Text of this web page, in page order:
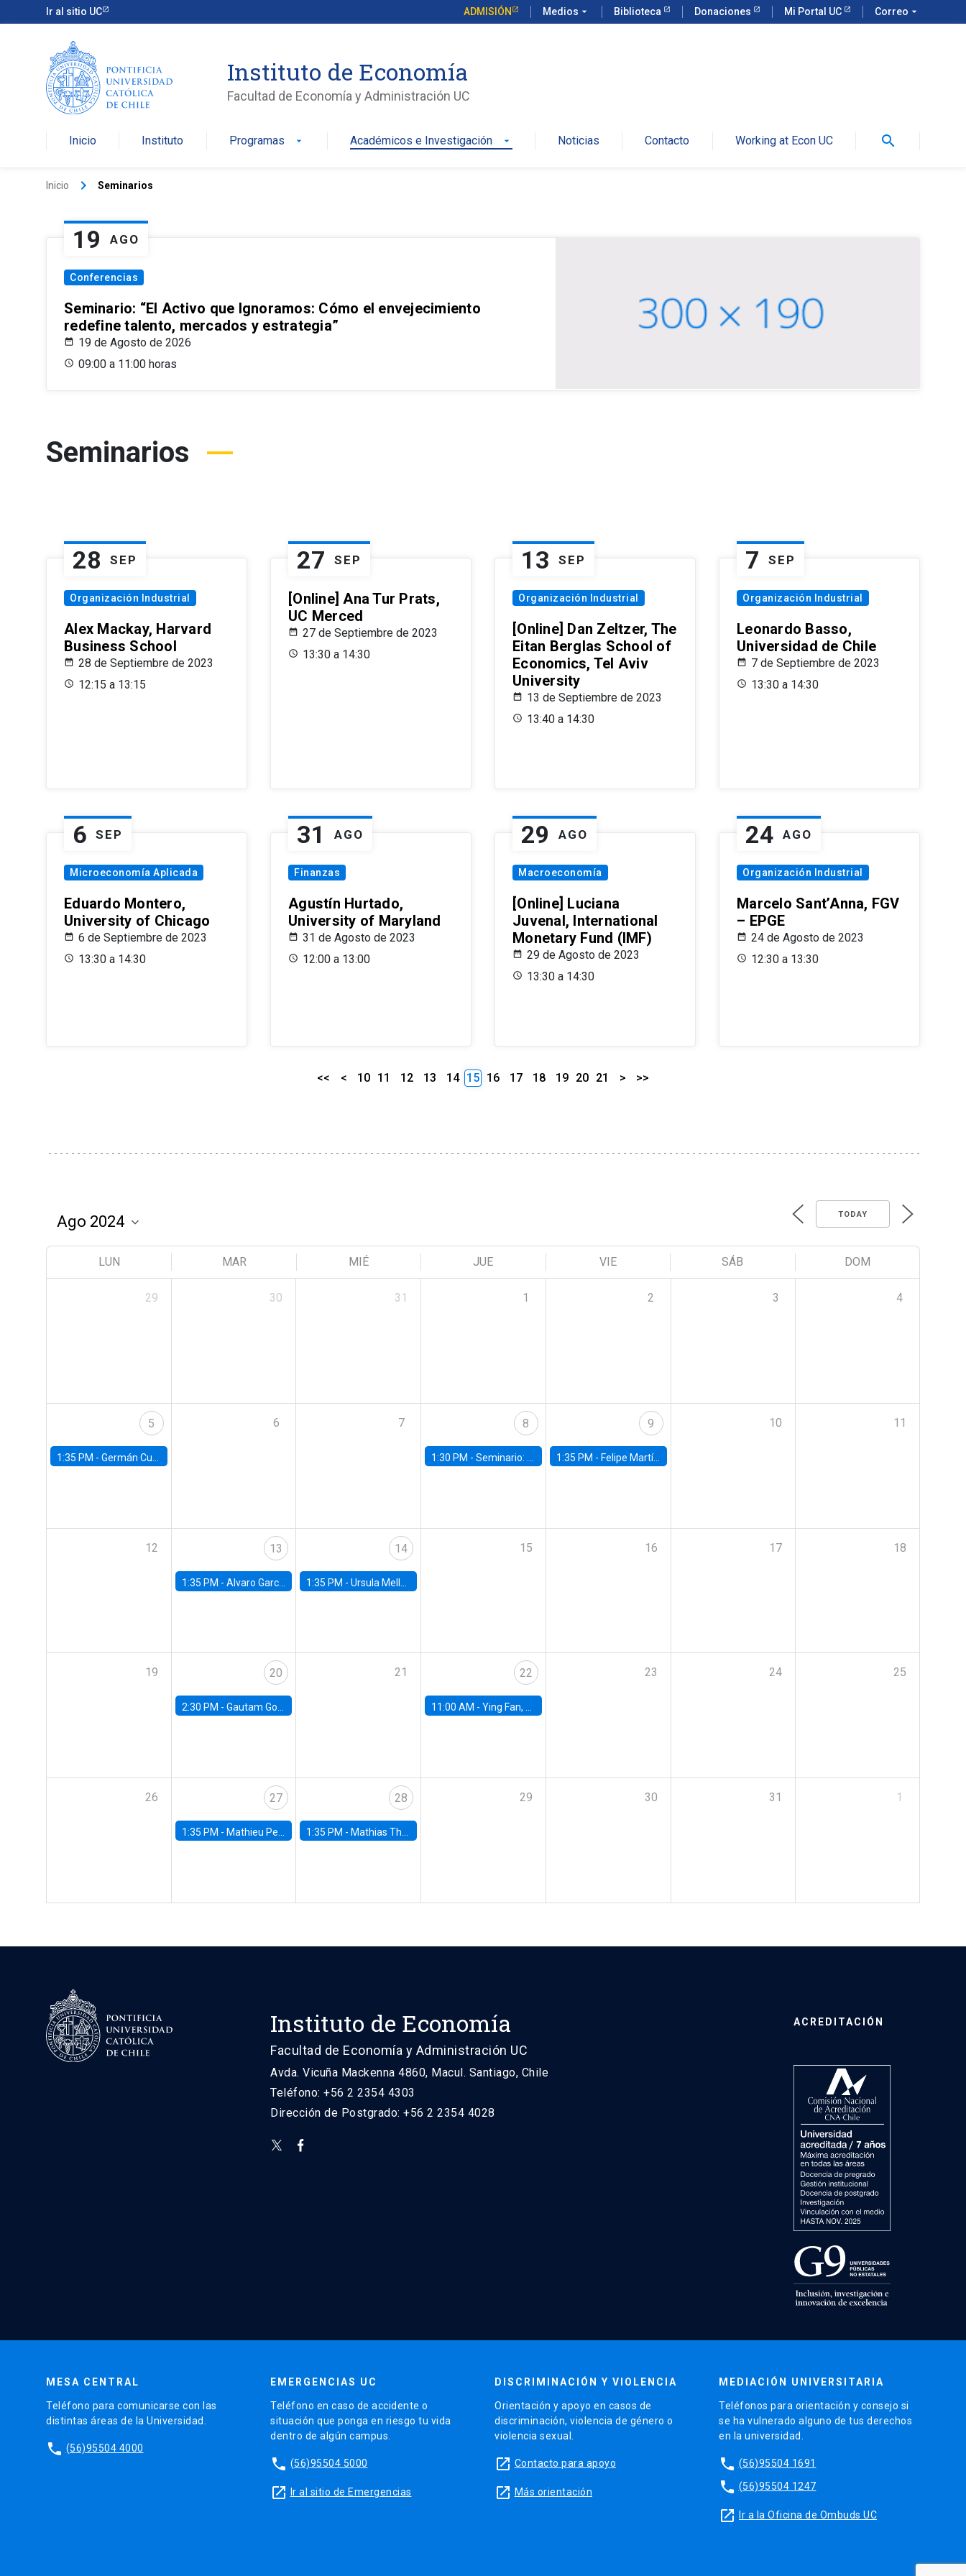
Ir al sitio UC ADMISIÓN Medios arrow_drop_down Biblioteca Donaciones Mi Portal UC Correo arrow_drop_down
Instituto de Economía
Facultad de Economía y Administración UC
Inicio Instituto Programas arrow_drop_down Académicos e Investigación arrow_drop_down Noticias Contacto Working at Econ UC search
Inicio keyboard_arrow_right Seminarios
19 AGO
Conferencias
Seminario: “El Activo que Ignoramos: Cómo el envejecimiento
redefine talento, mercados y estrategia”
19 de Agosto de 2026
09:00 a 11:00 horas
Seminarios
28 SEP
Organización Industrial
Alex Mackay, Harvard
Business School
28 de Septiembre de 2023
12:15 a 13:15
27 SEP
[Online] Ana Tur Prats,
UC Merced
27 de Septiembre de 2023
13:30 a 14:30
13 SEP
Organización Industrial
[Online] Dan Zeltzer, The
Eitan Berglas School of
Economics, Tel Aviv
University
13 de Septiembre de 2023
13:40 a 14:30
7 SEP
Organización Industrial
Leonardo Basso,
Universidad de Chile
7 de Septiembre de 2023
13:30 a 14:30
6 SEP
Microeconomía Aplicada
Eduardo Montero,
University of Chicago
6 de Septiembre de 2023
13:30 a 14:30
31 AGO
Finanzas
Agustín Hurtado,
University of Maryland
31 de Agosto de 2023
12:00 a 13:00
29 AGO
Macroeconomía
[Online] Luciana
Juvenal, International
Monetary Fund (IMF)
29 de Agosto de 2023
13:30 a 14:30
24 AGO
Organización Industrial
Marcelo Sant’Anna, FGV
– EPGE
24 de Agosto de 2023
12:30 a 13:30
<< < 10 11 12 13 14 15 16 17 18 19 20 21 > >>
TODAY
LUN MAR MIÉ JUE VIE SÁB DOM
29 30 31 1 2 3 4
5
1:35 PM - Germán Cubas, University of Houston
6 7 8
1:30 PM -Seminario: “Recuperando la humanidad para progresar en la era de la IA»
9
1:35 PM - Felipe Martínez, alumno Doctorado en Economía UC
10 11
12 13
1:35 PM - Alvaro Garcia-Marin, Universidad de Los Andes
14
1:35 PM -Ursula Mello, Insper - Institute of Education and Research
15 16 17 18
19 20
2:30 PM - Gautam Gowrisankaran, Columbia University
21 22
11:00 AM -Ying Fan, University of Michigan
23 24 25
26 27
1:35 PM - Mathieu Pedemonte, IDB
28
1:35 PM - Mathias Thoenig, University of Lausanne
29 30 31 1
Instituto de Economía
Facultad de Economía y Administración UC
Avda. Vicuña Mackenna 4860, Macul. Santiago, Chile
Teléfono: +56 2 2354 4303
Dirección de Postgrado: +56 2 2354 4028
ACREDITACIÓN
MESA CENTRAL
Teléfono para comunicarse con las
distintas áreas de la Universidad.
phone (56)95504 4000
EMERGENCIAS UC
Teléfono en caso de accidente o
situación que ponga en riesgo tu vida
dentro de algún campus.
phone (56)95504 5000
launch Ir al sitio de Emergencias
DISCRIMINACIÓN Y VIOLENCIA
Orientación y apoyo en casos de
discriminación, violencia de género o
violencia sexual.
launch Contacto para apoyo
launch Más orientación
MEDIACIÓN UNIVERSITARIA
Teléfonos para orientación y consejo si
se ha vulnerado alguno de tus derechos
en la universidad.
phone (56)95504 1691
phone (56)95504 1247
launch Ir a la Oficina de Ombuds UC